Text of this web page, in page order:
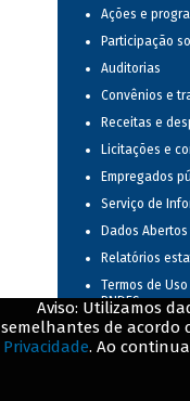
Ações e
Participação
Auditorias
Convênios e
Receitas e
Licitações e
Empregados
Serviço de
Dados Abertos
Relatórios
Termos de
BNDES
Sanções
Aviso: Utilizamos
semelhantes de acordo
Privacidade. Ao